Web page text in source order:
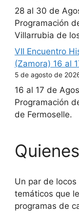
28 al 30 de
Programación
Villarrubia de
VII Encuentro
(Zamora) 16 al
5 de agosto de
16 al 17 de
Programación
de Fermoselle.
Un par de
temáticos que
programas de